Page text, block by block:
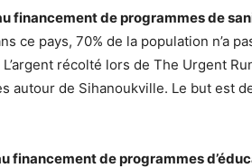
financement de programmes de
ce pays, 70% de la population n’a
récolté lors de The Urgent
autour de Sihanoukville. Le but est
financement de programmes